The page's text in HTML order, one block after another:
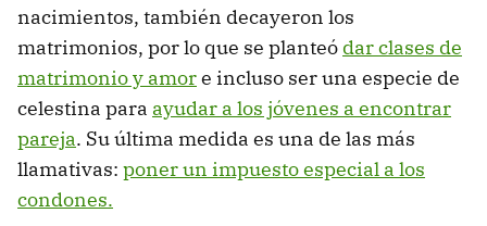
nacimientos, también decayeron los
matrimonios, por lo que se planteó dar clases de
matrimonio y amore incluso ser una especie de
celestina para ayudar a los jóvenes a encontrar
pareja. Su última medida es una de las más
llamativas: poner un impuesto especial a los
condones.